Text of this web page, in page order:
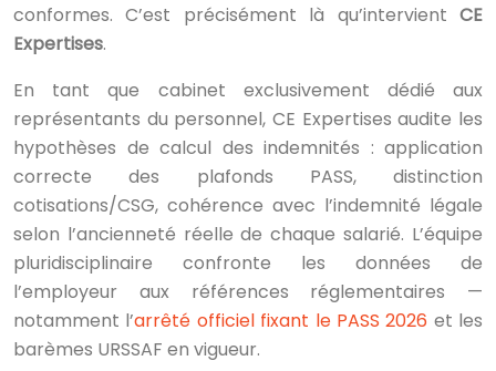
conformes. C’est précisément là qu’intervient CE
Expertises.
En tant que cabinet exclusivement dédié aux
représentants du personnel, CE Expertises audite les
hypothèses de calcul des indemnités : application
correcte des plafonds PASS, distinction
cotisations/CSG, cohérence avec l’indemnité légale
selon l’ancienneté réelle de chaque salarié. L’équipe
pluridisciplinaire confronte les données de
l’employeur aux références réglementaires —
notamment l’arrêté officiel fixant le PASS 2026 et les
barèmes URSSAF en vigueur.